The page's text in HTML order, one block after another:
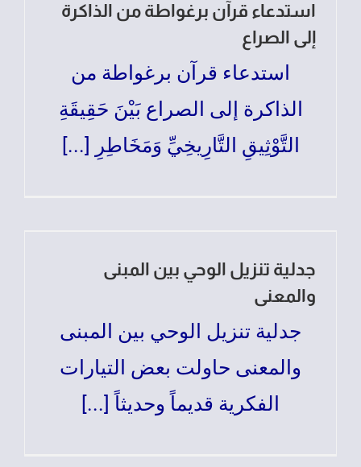
استدعاء قرآن برغواطة من الذاكرة
إلى الصراع
استدعاء قرآن برغواطة من
الذاكرة إلى الصراع بَيْنَ حَقِيقَةِ
التَّوْثِيقِ التَّارِيخِيِّ وَمَخَاطِرِ [...]
جدلية تنزيل الوحي بين المبنى
والمعنى
جدلية تنزيل الوحي بين المبنى
والمعنى حاولت بعض التيارات
الفكرية قديماً وحديثاً [...]